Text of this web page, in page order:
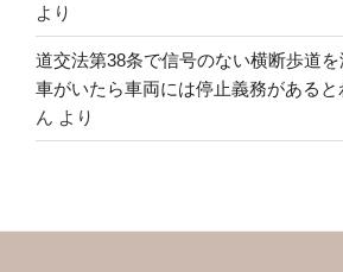
より
道交法第38条で信号のない横断歩道
車がいたら車両には停止義務があると
ん より